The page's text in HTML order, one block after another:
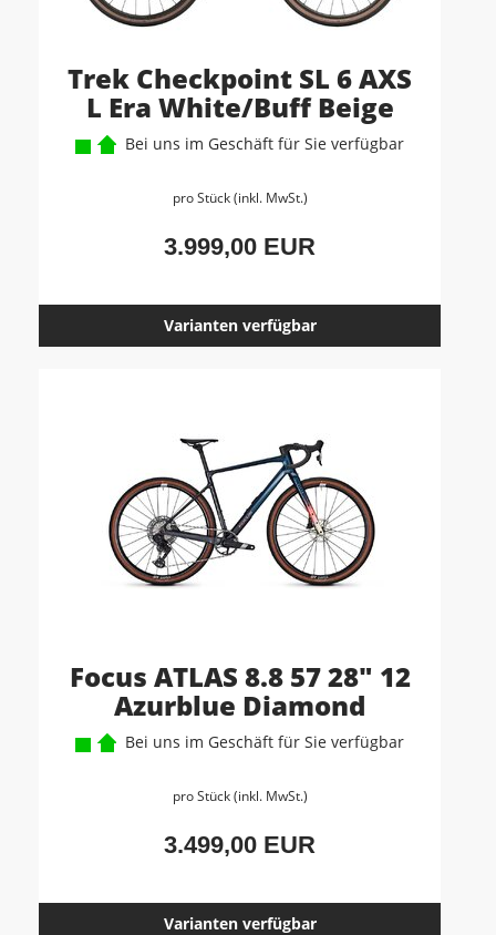
Trek Checkpoint SL 6 AXS
L Era White/Buff Beige
Bei uns im Geschäft für Sie verfügbar
pro Stück (inkl. MwSt.)
3.999,00 EUR
Varianten verfügbar
Focus ATLAS 8.8 57 28" 12
Azurblue Diamond
Bei uns im Geschäft für Sie verfügbar
pro Stück (inkl. MwSt.)
3.499,00 EUR
Varianten verfügbar